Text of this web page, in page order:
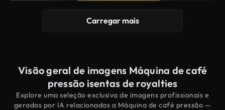
Carregar mais
Visão geral de imagens Máquina de café
pressão isentas de royalties
Explore uma seleção exclusiva de imagens profissionais e
geradas por IA relacionadas a Máquina de café pressão —